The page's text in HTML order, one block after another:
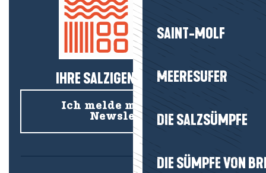
SAINT-MOLF
MEERESUFER
DIE SALZSÜMPFE
DIE SÜMPFE VON
IHRE SALZIGEN NEUIGKEITEN!
Ich melde mich für den
Newsletter an